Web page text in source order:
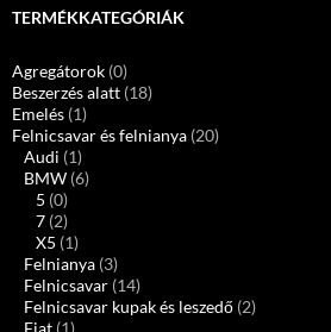
TERMÉKKATEGÓRIÁK
Agregátorok (0)
Beszerzés alatt (18)
Emelés (1)
Felnicsavar és felnianya (20)
Audi (1)
BMW (6)
5 (0)
7 (2)
X5 (1)
Felnianya (3)
Felnicsavar (14)
Felnicsavar kupak és leszedő (2)
Fiat (1)